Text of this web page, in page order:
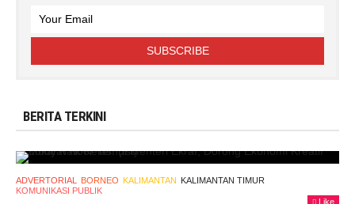
BERITA TERKINI
ADVERTORIAL BORNEO KALIMANTAN KALIMANTAN TIMUR
KOMUNIKASI PUBLIK
Like